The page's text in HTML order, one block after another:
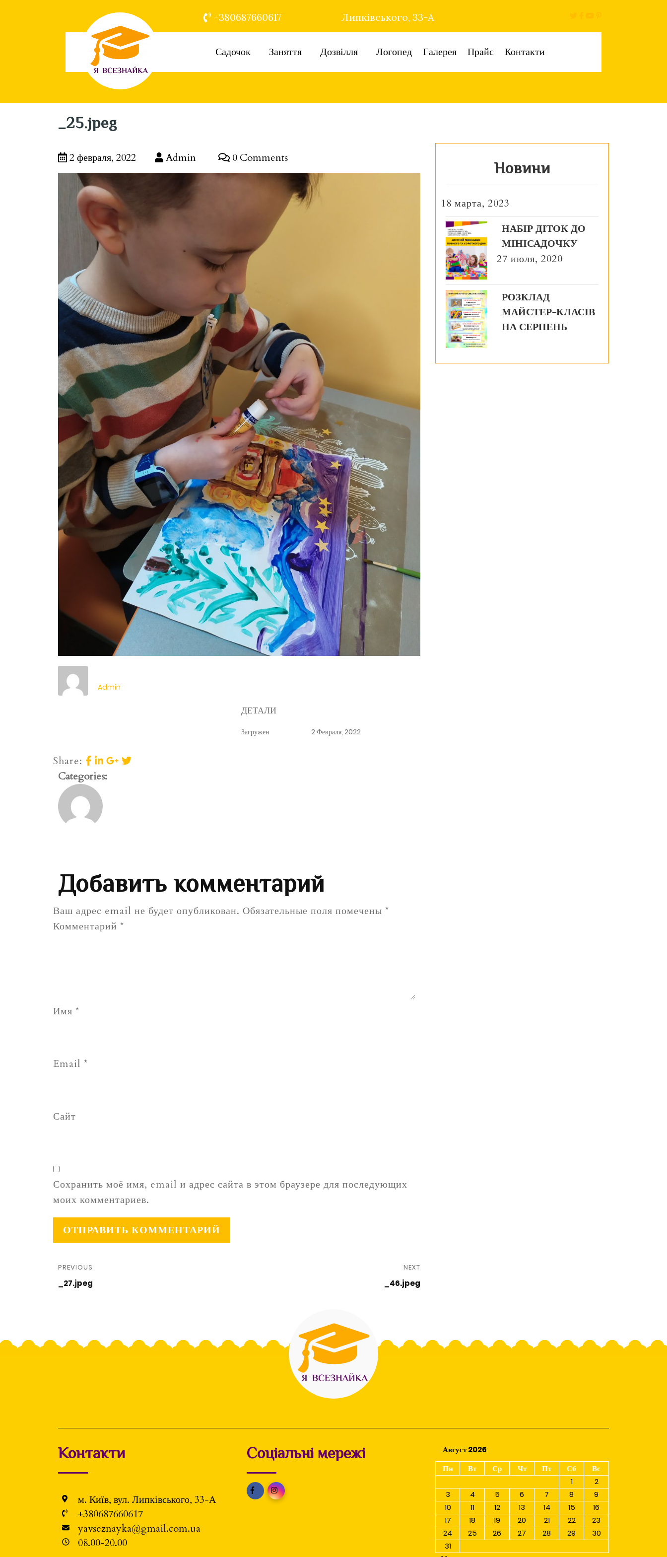
+380687660617 Липківського, 33-А
Садочок Заняття Дозвілля Логопед Галерея Прайс Контакти
_25.jpeg
2 февраля, 2022 Admin 0 Comments
Admin
ДЕТАЛИ
Загружен 2 Февраля, 2022
Share:
Categories:
Добавить комментарий
Ваш адрес email не будет опубликован. Обязательные поля помечены *
Комментарий *
Имя *
Email *
Сайт
Сохранить моё имя, email и адрес сайта в этом браузере для последующих
моих комментариев.
PREVIOUS
_27.jpeg
NEXT
_46.jpeg
Новини
18 марта, 2023
НАБІР ДІТОК ДО
МІНІСАДОЧКУ
27 июля, 2020
РОЗКЛАД
МАЙСТЕР-КЛАСІВ
НА СЕРПЕНЬ
Контакти
м. Київ, вул. Липківського, 33-А
+380687660617
yavseznayka@gmail.com.ua
08.00-20.00
Соціальні мережі
Август 2026
Пн
Вт Ср Чт Пт Сб
Вс
1
2
3
4 5 6 7 8
9
10
11 12 13 14 15
16
17
18 19 20 21 22
23
24
25 26 27 28 29
30
31